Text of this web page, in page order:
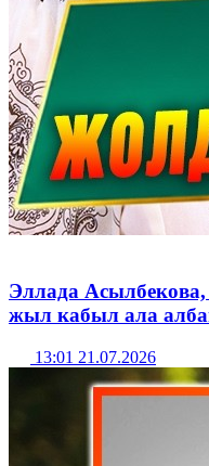
Эллада
жыл кабыл ала
13:01 21.07.2026